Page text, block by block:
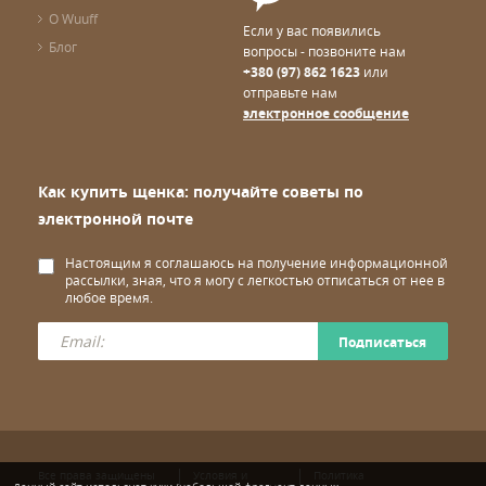
Процесс покупки щенка должен быть приятным и
комфортным. Именно поэтому мы собрали всю доступную
информацию в одном месте, тем самым устраняя
путаницу и добавляя Вам уверенности.
Закажите щенка через Wuuff для того, чтобы поделиться
электроннойпочтеили звоните по телефону, мы будем
рады Вам
помочь.
О Wuuff
Блог
Если у вас появились
вопросы - позвоните нам
+380 (97) 862 1623 или
отправьте нам
электронное сообщение
Как купить щенка: получайте советы по
электронной почте
Настоящим я соглашаюсь на получение информационной
рассылки, зная, что я могу с легкостью отписаться от нее в
любое время.
Подписаться